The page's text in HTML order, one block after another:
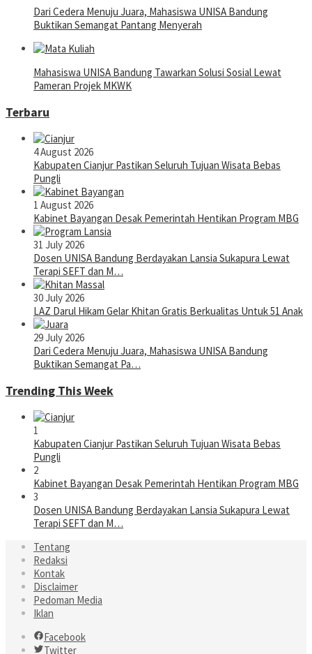
Dari Cedera Menuju Juara, Mahasiswa UNISA Bandung
Buktikan Semangat Pantang Menyerah
Mahasiswa UNISA Bandung Tawarkan Solusi Sosial Lewat
Pameran Projek MKWK
Terbaru
4 August 2026
Kabupaten Cianjur Pastikan Seluruh Tujuan Wisata Bebas
Pungli
1 August 2026
Kabinet Bayangan Desak Pemerintah Hentikan Program MBG
31 July 2026
Dosen UNISA Bandung Berdayakan Lansia Sukapura Lewat
Terapi SEFT dan M…
30 July 2026
LAZ Darul Hikam Gelar Khitan Gratis Berkualitas Untuk 51 Anak
29 July 2026
Dari Cedera Menuju Juara, Mahasiswa UNISA Bandung
Buktikan Semangat Pa…
Trending This Week
1
Kabupaten Cianjur Pastikan Seluruh Tujuan Wisata Bebas
Pungli
2
Kabinet Bayangan Desak Pemerintah Hentikan Program MBG
3
Dosen UNISA Bandung Berdayakan Lansia Sukapura Lewat
Terapi SEFT dan M…
Tentang
Redaksi
Kontak
Disclaimer
Pedoman Media
Iklan
Facebook
Twitter